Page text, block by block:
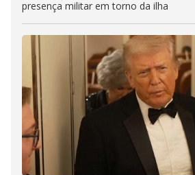
presença militar em torno da ilha